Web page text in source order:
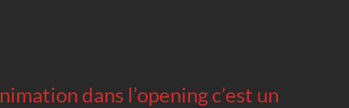
dans l’opening c’est un